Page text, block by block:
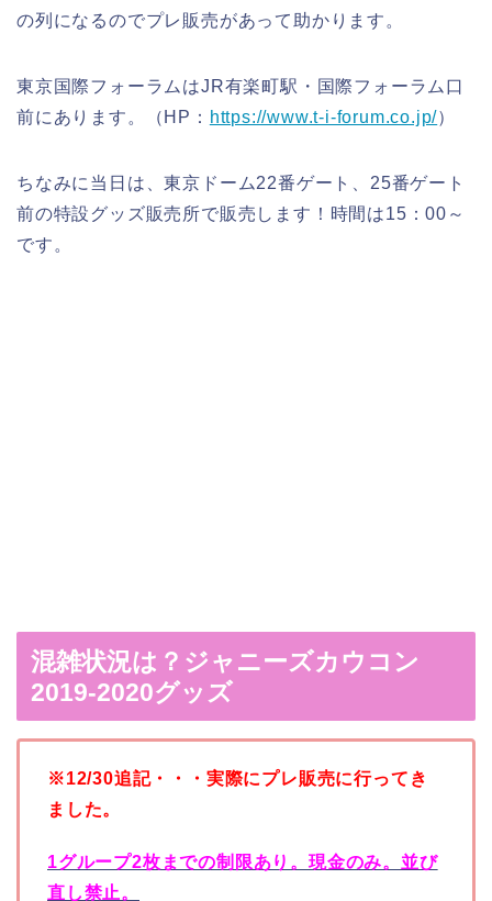
の列になるのでプレ販売があって助かります。
東京国際フォーラムはJR有楽町駅・国際フォーラム口
前にあります。（HP： https://www.t-i-forum.co.jp/）
ちなみに当日は、東京ドーム22番ゲート、25番ゲート
前の特設グッズ販売所で販売します！時間は15：00～
です。
混雑状況は？ジャニーズカウコン
2019-2020グッズ
※12/30追記・・・実際にプレ販売に行ってき
ました。
1グループ2枚までの制限あり。現金のみ。並び
直し禁止。